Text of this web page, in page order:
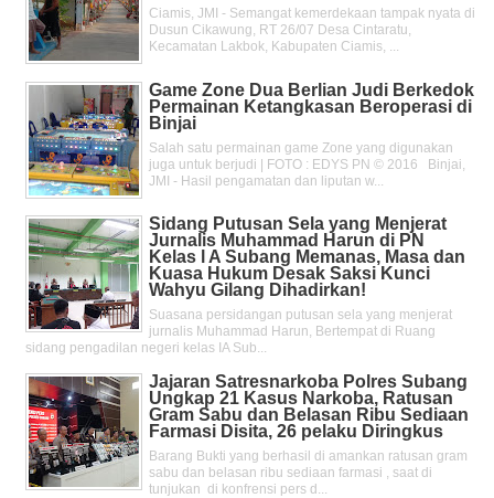
Ciamis, JMI - Semangat kemerdekaan tampak nyata di
Dusun Cikawung, RT 26/07 Desa Cintaratu,
Kecamatan Lakbok, Kabupaten Ciamis, ...
Game Zone Dua Berlian Judi Berkedok
Permainan Ketangkasan Beroperasi di
Binjai
Salah satu permainan game Zone yang digunakan
juga untuk berjudi | FOTO : EDYS PN © 2016 Binjai,
JMI - Hasil pengamatan dan liputan w...
Sidang Putusan Sela yang Menjerat
Jurnalis Muhammad Harun di PN
Kelas l A Subang Memanas, Masa dan
Kuasa Hukum Desak Saksi Kunci
Wahyu Gilang Dihadirkan!
Suasana persidangan putusan sela yang menjerat
jurnalis Muhammad Harun, Bertempat di Ruang
sidang pengadilan negeri kelas IA Sub...
Jajaran Satresnarkoba Polres Subang
Ungkap 21 Kasus Narkoba, Ratusan
Gram Sabu dan Belasan Ribu Sediaan
Farmasi Disita, 26 pelaku Diringkus
Barang Bukti yang berhasil di amankan ratusan gram
sabu dan belasan ribu sediaan farmasi , saat di
tunjukan di konfrensi pers d...